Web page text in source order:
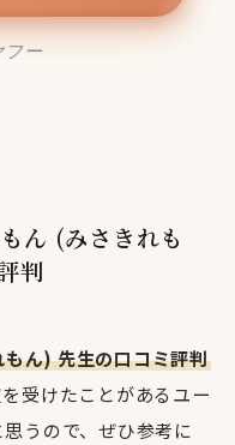
フー
ん (みさきれも
判
ん) 先生の口コミ評判
受けたことがあるユー
うので、ぜひ参考に